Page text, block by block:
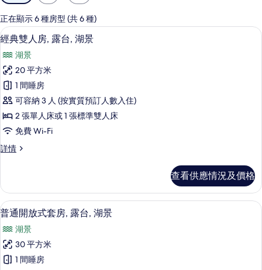
用
嘅
客
房
篩
選
條
件
正在顯示 6 種房型 (共 6 種)
載
入
所
有
經
典
雙
人
房,
台,
湖
景
的
相
片
經典雙人房, 露台, 湖景 | 防敏寢具、
5
經典雙人房, 露台, 湖景
湖景
20 平方米
1 間睡房
可容納 3 人 (按實質預訂人數入住)
2 張單人床或 1 張標準雙人床
免費 Wi-Fi
詳情
經
房,
露
台,
湖
景
詳
情
查看供應情況及價格
載
入
所
有
普通開放式套房, 露台, 湖景 | 防敏寢
6
普通開放式套房, 露台, 湖景
湖景
30 平方米
1 間睡房